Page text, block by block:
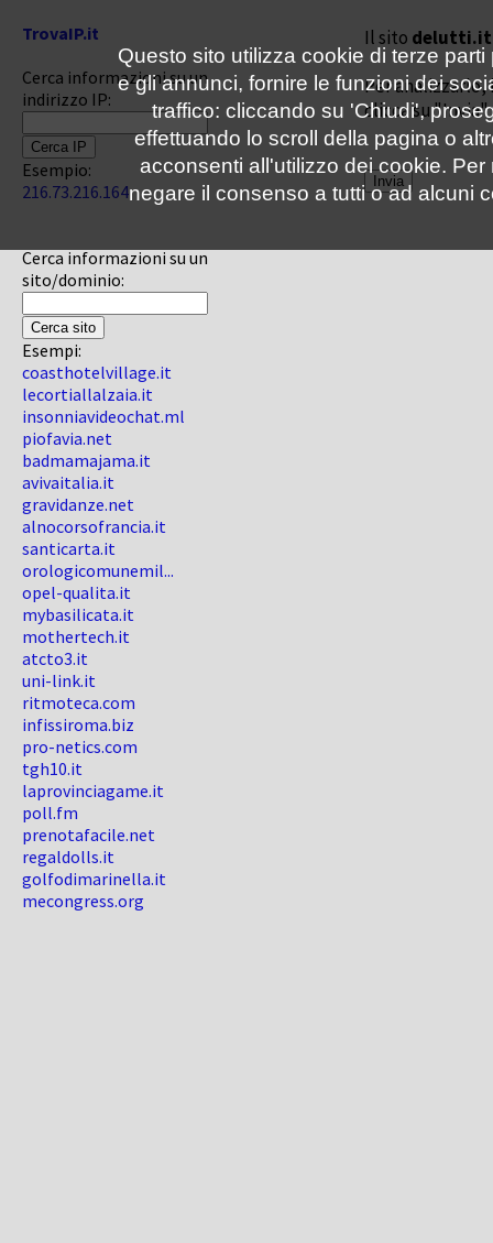
TrovaIP.it
Cerca informazioni su un
indirizzo IP:
Esempio:
216.73.216.164
Cerca informazioni su un
sito/dominio:
Esempi:
coasthotelvillage.it
lecortiallalzaia.it
insonniavideochat.ml
piofavia.net
badmamajama.it
avivaitalia.it
gravidanze.net
alnocorsofrancia.it
santicarta.it
orologicomunemil...
opel-qualita.it
mybasilicata.it
mothertech.it
atcto3.it
uni-link.it
ritmoteca.com
infissiroma.biz
pro-netics.com
tgh10.it
laprovinciagame.it
poll.fm
prenotafacile.net
regaldolls.it
golfodimarinella.it
mecongress.org
Il sito delutti.it
Per
clicca su "Invia"
Questo sito utilizza cookie di terze
e gli annunci, fornire le funzioni dei
traffico: cliccando su 'Chiudi',
effettuando lo scroll della pagina o
acconsenti all'utilizzo dei cookie.
negare il consenso a tutti o ad alcuni